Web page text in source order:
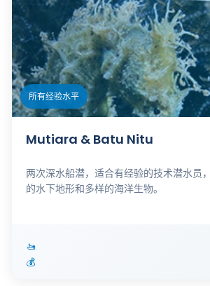
所有经验水平
Mutiara & Batu Nitu
两次深水船潜，适合有经验的技术潜水员
的水下地形和多样的海洋生物。
🚤
💰